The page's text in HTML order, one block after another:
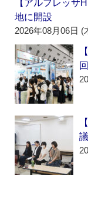
【アルフレッサ
地に開設
2026年08月06日 (